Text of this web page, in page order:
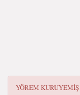
YÖREM KURUYEMIŞ